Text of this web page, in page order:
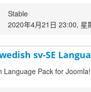
Stable
2020年4月21日 23:00, 星
sv-SE
Language Pack for